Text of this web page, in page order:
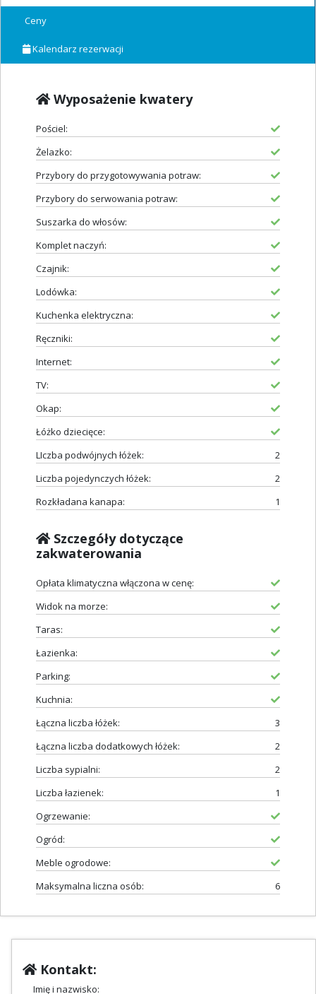
Ceny
Kalendarz rezerwacji
Wyposażenie kwatery
Pościel:
Żelazko:
Przybory do przygotowywania potraw:
Przybory do serwowania potraw:
Suszarka do włosów:
Komplet naczyń:
Czajnik:
Lodówka:
Kuchenka elektryczna:
Ręczniki:
Internet:
TV:
Okap:
Łóżko dziecięce:
LIczba podwójnych łóżek:
2
Liczba pojedynczych łóżek:
2
Rozkładana kanapa:
1
Szczegóły dotyczące
zakwaterowania
Opłata klimatyczna włączona w cenę:
Widok na morze:
Taras:
Łazienka:
Parking:
Kuchnia:
Łączna liczba łóżek:
3
Łączna liczba dodatkowych łóżek:
2
Liczba sypialni:
2
Liczba łazienek:
1
Ogrzewanie:
Ogród:
Meble ogrodowe:
Maksymalna liczna osób:
6
Kontakt:
Imię i nazwisko: